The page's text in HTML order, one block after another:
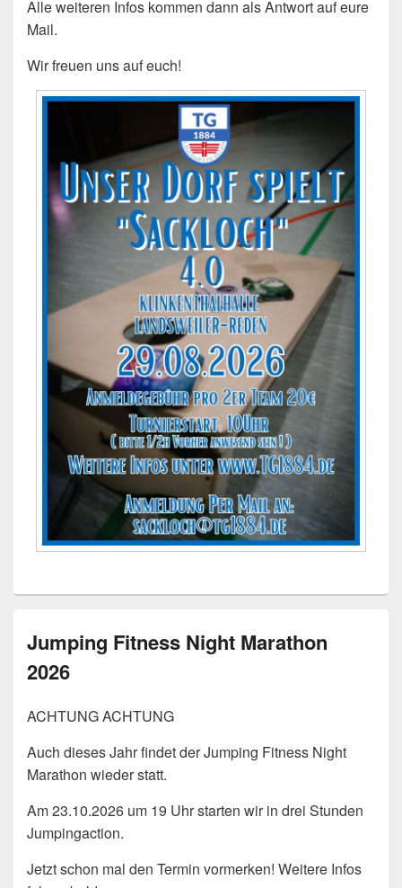
Alle weiteren Infos kommen dann als Antwort auf eure
Mail.
Wir freuen uns auf euch!
Jumping Fitness Night Marathon
2026
ACHTUNG ACHTUNG
Auch dieses Jahr findet der Jumping Fitness Night
Marathon wieder statt.
Am 23.10.2026 um 19 Uhr starten wir in drei Stunden
Jumpingaction.
Jetzt schon mal den Termin vormerken! Weitere Infos